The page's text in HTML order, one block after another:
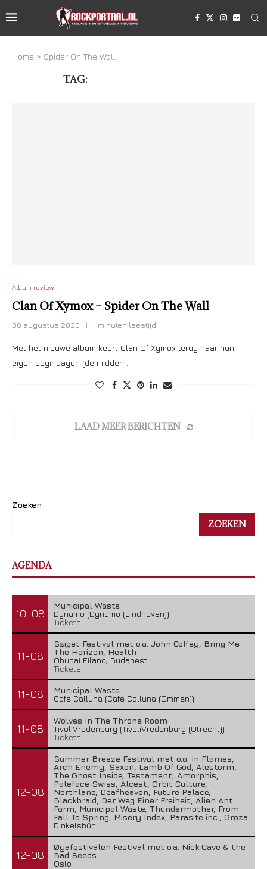
Home » Spider On The Wall
TAG:
Album review
Clan Of Xymox – Spider On The Wall
30 augustus 2020 1 minuten leestijd
Met het nieuwe album keert Clan Of Xymox terug naar hun
eigen begindagen (de midden …
LAAD MEER BERICHTEN
Zoeken
ZOEKEN
AGENDA
10-08
Municipal Waste
Dynamo (Dynamo (Eindhoven))
Tickets
11-08
Sziget Festival met o.a. John Coffey, Bring Me
The Horizon, Health
Óbudai Eiland, Budapest
Tickets
11-08
Municipal Waste
Cafe Calluna (Cafe Calluna (Ommen))
11-08
Wolves In The Throne Room
TivoliVredenburg (TivoliVredenburg (Utrecht))
Tickets
12-08
Summer Breeze Festival met o.a. In Flames,
Arch Enemy, Saxon, Lamb Of God, Alestorm,
The Ghost Inside, Testament, Amorphis,
Paleface Swiss, Alcest, Orbit Culture,
Northlane, Deafheaven, Future Palace,
Blackbraid, Der Weg Einer Freiheit, Alien Ant
Farm, Municipal Waste, Thundermother, From
Fall To Spring, Misery Index, Parasite inc., Groza
Dinkelsbühl
12-08
Øyafestivalen Festival met o.a. Nick Cave & the
Bad Seeds
Oslo